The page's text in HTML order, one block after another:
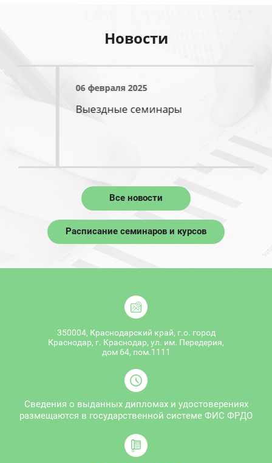
Новости
06 февраля 2025
Выездные семинары
Все новости
Расписание семинаров и курсов
350004, Краснодарский край, г.о. город
Краснодар, г. Краснодар, ул. им. Передерия,
дом 64, пом.1111
Сведения о выданных дипломах и удостоверениях
размещаются в государственной системе ФИС ФРДО